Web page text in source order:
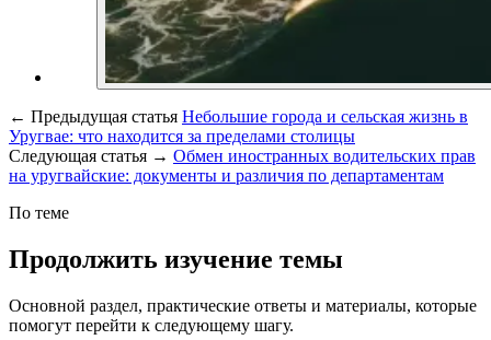
← Предыдущая статья Небольшие города и сельская жизнь в
Уругвае: что находится за пределами столицы
Следующая статья → Обмен иностранных водительских прав
на уругвайские: документы и различия по департаментам
По теме
Продолжить изучение темы
Основной раздел, практические ответы и материалы, которые
помогут перейти к следующему шагу.